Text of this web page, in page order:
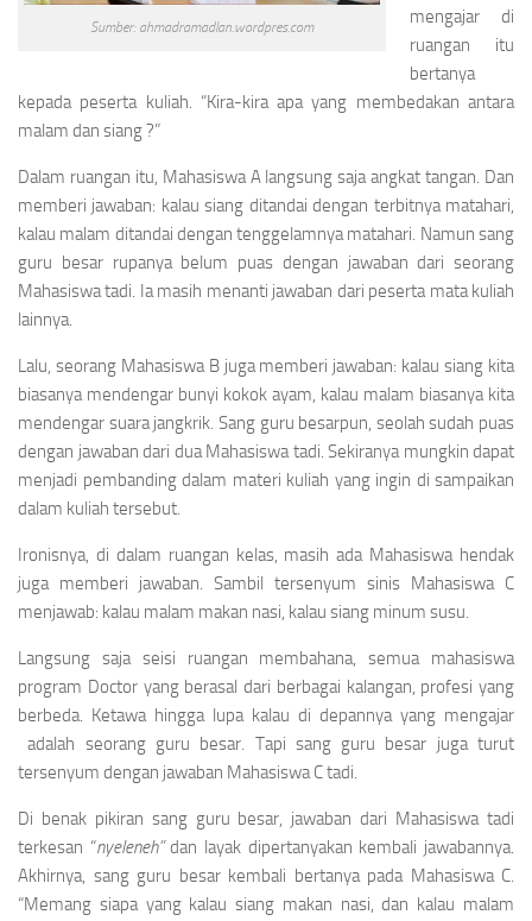
Sumber: ahmadramadlan.wordpres.com
mengajar di
ruangan itu
bertanya
kepada peserta kuliah. “Kira-kira apa yang membedakan antara
malam dan siang ?”
Dalam ruangan itu, Mahasiswa A langsung saja angkat tangan. Dan
memberi jawaban: kalau siang ditandai dengan terbitnya matahari,
kalau malam ditandai dengan tenggelamnya matahari. Namun sang
guru besar rupanya belum puas dengan jawaban dari seorang
Mahasiswa tadi. Ia masih menanti jawaban dari peserta mata kuliah
lainnya.
Lalu, seorang Mahasiswa B juga memberi jawaban: kalau siang kita
biasanya mendengar bunyi kokok ayam, kalau malam biasanya kita
mendengar suara jangkrik. Sang guru besarpun, seolah sudah puas
dengan jawaban dari dua Mahasiswa tadi. Sekiranya mungkin dapat
menjadi pembanding dalam materi kuliah yang ingin di sampaikan
dalam kuliah tersebut.
Ironisnya, di dalam ruangan kelas, masih ada Mahasiswa hendak
juga memberi jawaban. Sambil tersenyum sinis Mahasiswa C
menjawab: kalau malam makan nasi, kalau siang minum susu.
Langsung saja seisi ruangan membahana, semua mahasiswa
program Doctor yang berasal dari berbagai kalangan, profesi yang
berbeda. Ketawa hingga lupa kalau di depannya yang mengajar
adalah seorang guru besar. Tapi sang guru besar juga turut
tersenyum dengan jawaban Mahasiswa C tadi.
Di benak pikiran sang guru besar, jawaban dari Mahasiswa tadi
terkesan “nyeleneh”dan layak dipertanyakan kembali jawabannya.
Akhirnya, sang guru besar kembali bertanya pada Mahasiswa C.
“Memang siapa yang kalau siang makan nasi, dan kalau malam